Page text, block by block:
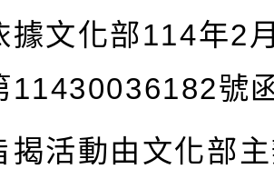
據文化部114年2
11430036182號
揭活動由文化部